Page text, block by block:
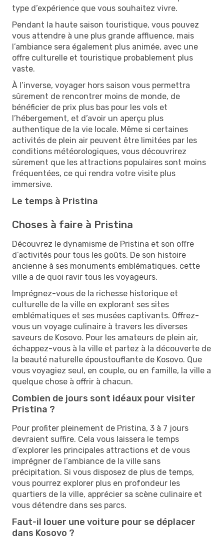
type d’expérience que vous souhaitez vivre.
Pendant la haute saison touristique, vous pouvez
vous attendre à une plus grande affluence, mais
l’ambiance sera également plus animée, avec une
offre culturelle et touristique probablement plus
vaste.
À l’inverse, voyager hors saison vous permettra
sûrement de rencontrer moins de monde, de
bénéficier de prix plus bas pour les vols et
l’hébergement, et d’avoir un aperçu plus
authentique de la vie locale. Même si certaines
activités de plein air peuvent être limitées par les
conditions météorologiques, vous découvrirez
sûrement que les attractions populaires sont moins
fréquentées, ce qui rendra votre visite plus
immersive.
Le temps à Pristina
Choses à faire à Pristina
Découvrez le dynamisme de Pristina et son offre
d’activités pour tous les goûts. De son histoire
ancienne à ses monuments emblématiques, cette
ville a de quoi ravir tous les voyageurs.
Imprégnez-vous de la richesse historique et
culturelle de la ville en explorant ses sites
emblématiques et ses musées captivants. Offrez-
vous un voyage culinaire à travers les diverses
saveurs de Kosovo. Pour les amateurs de plein air,
échappez-vous à la ville et partez à la découverte de
la beauté naturelle époustouflante de Kosovo. Que
vous voyagiez seul, en couple, ou en famille, la ville a
quelque chose à offrir à chacun.
Combien de jours sont idéaux pour visiter
Pristina ?
Pour profiter pleinement de Pristina, 3 à 7 jours
devraient suffire. Cela vous laissera le temps
d’explorer les principales attractions et de vous
imprégner de l’ambiance de la ville sans
précipitation. Si vous disposez de plus de temps,
vous pourrez explorer plus en profondeur les
quartiers de la ville, apprécier sa scène culinaire et
vous détendre dans ses parcs.
Faut-il louer une voiture pour se déplacer
dans Kosovo ?